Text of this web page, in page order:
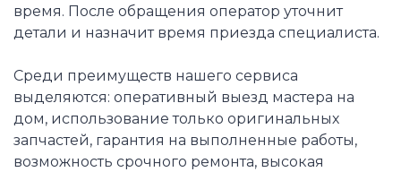
время. После обращения оператор уточнит
детали и назначит время приезда специалиста.
Среди преимуществ нашего сервиса
выделяются: оперативный выезд мастера на
дом, использование только оригинальных
запчастей, гарантия на выполненные работы,
возможность срочного ремонта, высокая